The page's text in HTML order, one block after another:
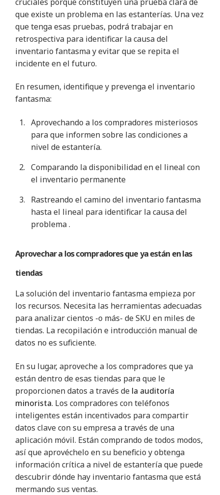
que existe un problema en las estanterías. Una vez
que tenga esas pruebas, podrá trabajar en
retrospectiva para identificar la causa del
inventario fantasma y evitar que se repita el
incidente en el futuro.
En resumen, identifique y prevenga el inventario
fantasma:
Aprovechando a los compradores misteriosos
para que informen sobre las condicionesa
nivel de estantería.
Comparando la disponibilidad en el lineal con
el inventario permanente
Rastreando el camino del inventario fantasma
hasta el lineal para identificar la causa del
problema.
Aprovechar a los compradores que ya están enlas
tiendas
La solución del inventario fantasma empieza por
los recursos. Necesita las herramientas adecuadas
para analizar cientos -o más- de SKU en miles de
tiendas. La recopilación e introducción manual de
datos no es suficiente.
En su lugar, aproveche a los compradores que ya
están dentro de esas tiendas para que le
proporcionen datos a través de la auditoría
minorista. Los compradores con teléfonos
inteligentes están incentivados para compartir
datos clave con su empresa a través de una
aplicación móvil. Están comprando de todos modos,
así que aprovéchelo en su beneficio y obtenga
información crítica a nivel de estantería que puede
descubrir dónde hay inventario fantasma que está
mermando sus ventas.